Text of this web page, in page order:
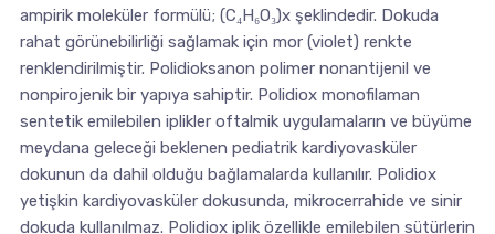
ampirik moleküler formülü; (C₄H₆O₃)x şeklindedir. Dokuda
rahat görünebilirliği sağlamak için mor (violet) renkte
renklendirilmiştir. Polidioksanon polimer nonantijenil ve
nonpirojenik bir yapıya sahiptir. Polidiox monofilaman
sentetik emilebilen iplikler oftalmik uygulamaların ve büyüme
meydana geleceği beklenen pediatrik kardiyovasküler
dokunun da dahil olduğu bağlamalarda kullanılır. Polidiox
yetişkin kardiyovasküler dokusunda, mikrocerrahide ve sinir
dokuda kullanılmaz. Polidiox iplik özellikle emilebilen sütürlerin